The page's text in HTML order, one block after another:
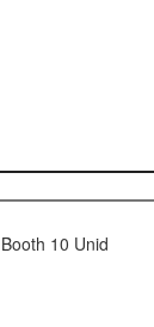
10 Unid